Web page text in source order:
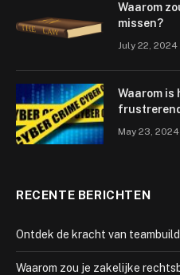
Waarom
missen?
July 22, 2024
Waarom is
May 23, 2024
RECENTE BERICHTEN
Ontdek de kracht van
Waarom zou je zakelijke